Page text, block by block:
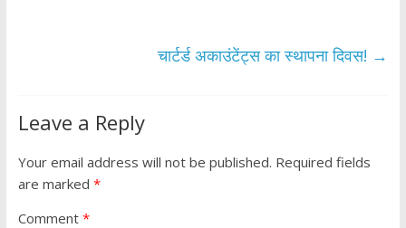
चार्टर्ड अकाउंटेंट्स का स्थापना दिवस! →
Leave a Reply
Your email address will not be published. Required fields
are marked *
Comment *